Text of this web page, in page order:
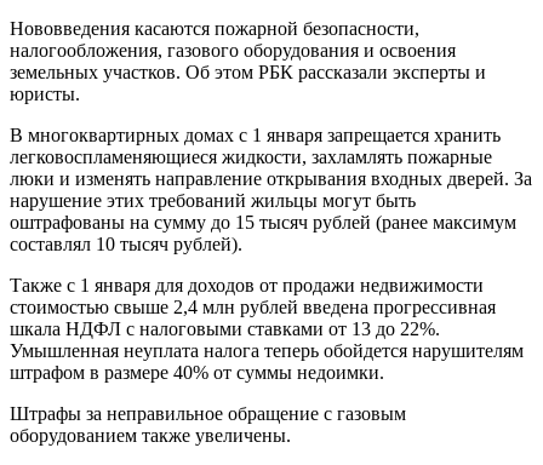
Нововведения касаются пожарной безопасности,
налогообложения, газового оборудования и освоения
земельных участков. Об этом РБК рассказали эксперты и
юристы.
В многоквартирных домах с 1 января запрещается хранить
легковоспламеняющиеся жидкости, захламлять пожарные
люки и изменять направление открывания входных дверей. За
нарушение этих требований жильцы могут быть
оштрафованы на сумму до 15 тысяч рублей (ранее максимум
составлял 10 тысяч рублей).
Также с 1 января для доходов от продажи недвижимости
стоимостью свыше 2,4 млн рублей введена прогрессивная
шкала НДФЛ с налоговыми ставками от 13 до 22%.
Умышленная неуплата налога теперь обойдется нарушителям
штрафом в размере 40% от суммы недоимки.
Штрафы за неправильное обращение с газовым
оборудованием также увеличены.